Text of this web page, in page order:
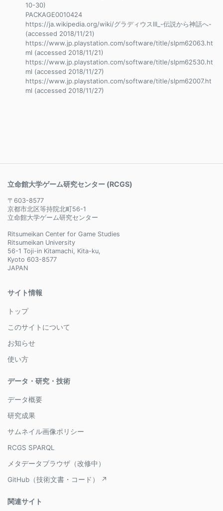
10-30)
PACKAGE0010424
https://ja.wikipedia.org/wiki/グラディウスIII_-伝説から神話へ-
(accessed 2018/11/21)
https://www.jp.playstation.com/software/title/slpm62063.ht
ml (accessed 2018/11/21)
https://www.jp.playstation.com/software/title/slpm62530.ht
ml (accessed 2018/11/27)
https://www.jp.playstation.com/software/title/slpm62007.ht
ml (accessed 2018/11/27)
立命館大学ゲーム研究センター (RCGS)
〒603-8577
京都市北区等持院北町56-1
立命館大学ゲーム研究センター
Ritsumeikan Center for Game Studies
Ritsumeikan University
56-1 Toji-in Kitamachi, Kita-ku,
Kyoto 603-8577
JAPAN
サイト情報
トップ
このサイトについて
お知らせ
使い方
データ・研究・技術
データ概要
研究成果
サムネイル画像ポリシー
RCGS SPARQL
メタデータブラウザ（改修中）
GitHub（技術文書・コード） ↗
関連サイト